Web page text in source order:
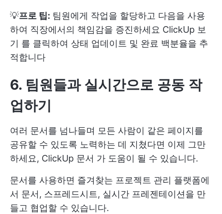
💡프로 팁: 팀원에게 작업을 할당하고 다음을 사용
하여 직장에서의 책임감을 증진하세요 ClickUp 보
기 를 클릭하여 상태 업데이트 및 완료 백분율을 추
적합니다
6. 팀원들과 실시간으로 공동 작
업하기
여러 문서를 넘나들며 모든 사람이 같은 페이지를
공유할 수 있도록 노력하는 데 지쳤다면 이제 그만
하세요, ClickUp 문서 가 도움이 될 수 있습니다.
문서를 사용하면 즐겨찾는 프로젝트 관리 플랫폼에
서 문서, 스프레드시트, 실시간 프레젠테이션을 만
들고 협업할 수 있습니다.